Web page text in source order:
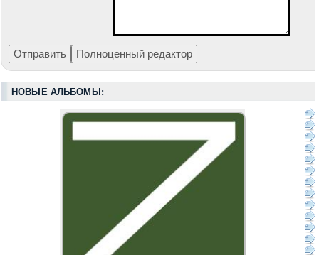
НОВЫЕ АЛЬБОМЫ: